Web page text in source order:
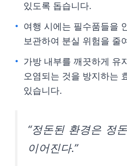
있도록 돕습니다.
여행 시에는 필수품들을
보관하여 분실 위험을 줄
가방 내부를 깨끗하게 유
오염되는 것을 방지하는
있습니다.
“정돈된 환경은 정
이어진다.”